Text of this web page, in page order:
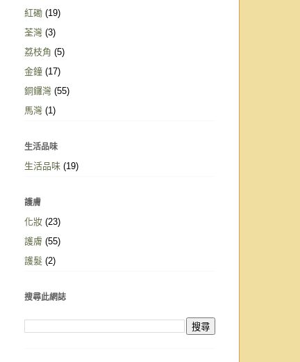
紅磡 (19)
荃灣 (3)
荔枝角 (5)
金鐘 (17)
銅鑼灣 (55)
馬灣 (1)
生活品味
生活品味 (19)
護膚
化妝 (23)
護膚 (55)
護髮 (2)
搜尋此網誌